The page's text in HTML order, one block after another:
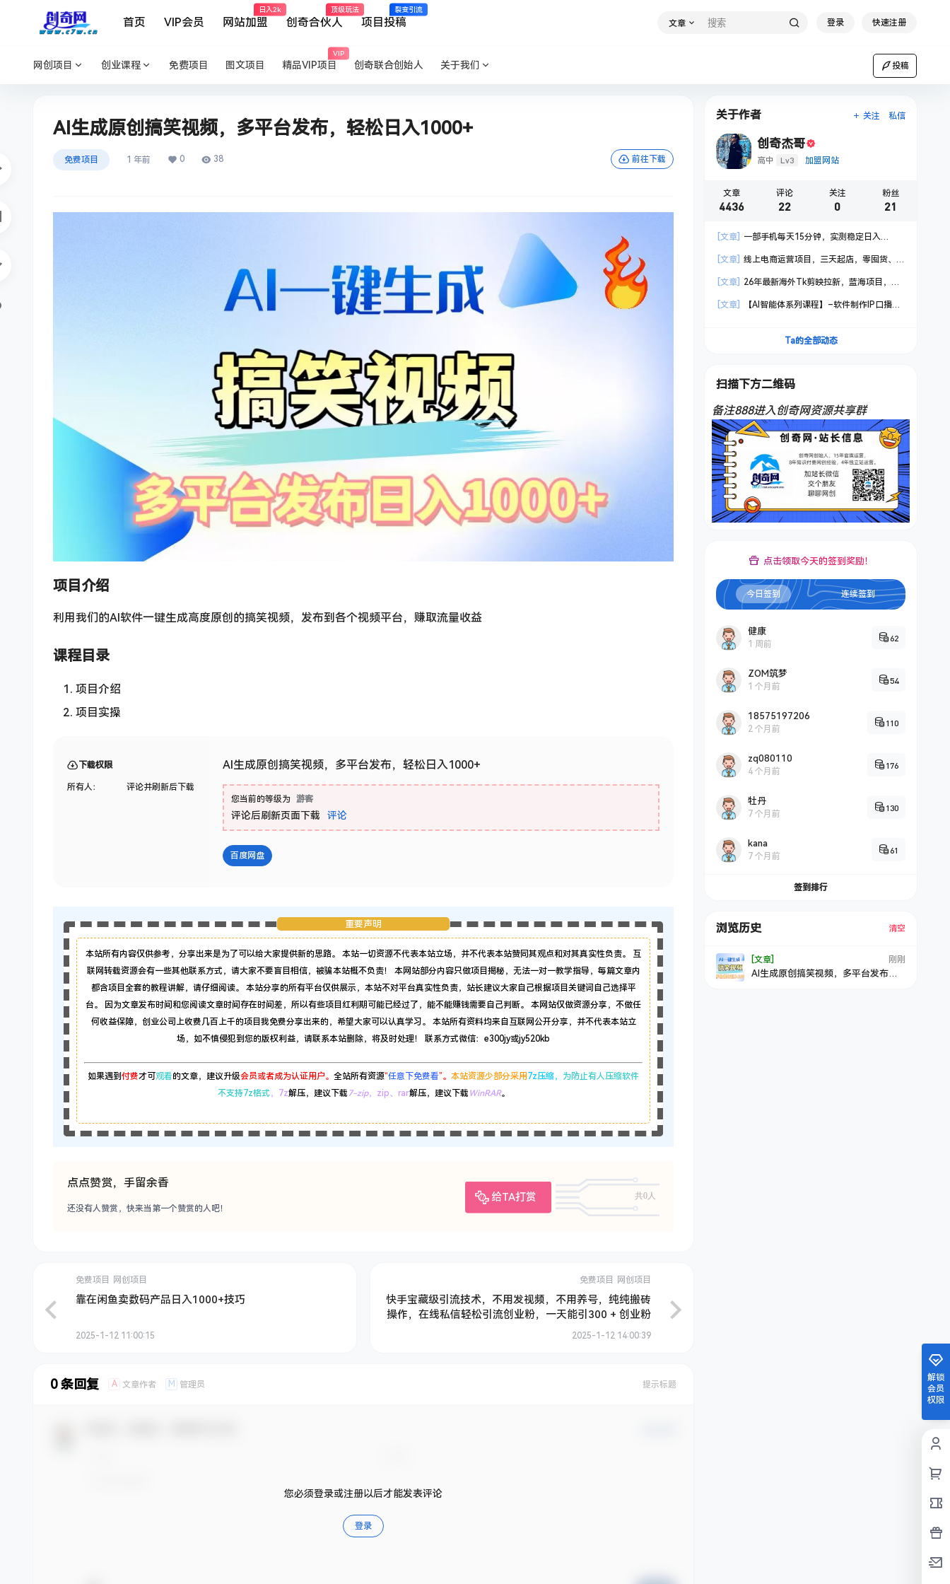
首页 VIP会员 网站加盟
日入2k
创奇合伙人
顶级玩法
项目投稿
裂变引流
文章 登录 快速注册
网创项目 创业课程 免费项目 图文项目 精品VIP项目
VIP
创奇联合创始人 关于我们 投稿
AI生成原创搞笑视频，多平台发布，轻松日入1000+
免费项目 1 年前 0 38 前往下载
项目介绍
利用我们的AI软件一键生成高度原创的搞笑视频，发布到各个视频平台，赚取流量收益
课程目录
项目介绍
项目实操
下载权限
所有人： 评论并刷新后下载
AI生成原创搞笑视频，多平台发布，轻松日入1000+
您当前的等级为 游客
评论后刷新页面下载 评论
百度网盘
重要声明
本站所有内容仅供参考，分享出来是为了可以给大家提供新的思路。 本站一切资源不代表本站立场，并不代表本站赞同其观点和对其真实性负责。 互
联网转载资源会有一些其他联系方式，请大家不要盲目相信，被骗本站概不负责！ 本网站部分内容只做项目揭秘，无法一对一教学指导，每篇文章内
都含项目全套的教程讲解，请仔细阅读。 本站分享的所有平台仅供展示，本站不对平台真实性负责，站长建议大家自己根据项目关键词自己选择平
台。 因为文章发布时间和您阅读文章时间存在时间差，所以有些项目红利期可能已经过了，能不能赚钱需要自己判断。 本网站仅做资源分享，不做任
何收益保障，创业公司上收费几百上千的项目我免费分享出来的，希望大家可以认真学习。 本站所有资料均来自互联网公开分享，并不代表本站立
场，如不慎侵犯到您的版权利益，请联系本站删除，将及时处理！ 联系方式微信：e300jy或jy520kb
如果遇到付费才可观看的文章，建议升级会员或者成为认证用户。 全站所有资源“任意下免费看”。 本站资源少部分采用 7z压缩， 为防止有人压缩软件
不支持7z格式 ，7z解压，建议下载 7-zip，zip、rar解压，建议下载 WinRAR。
点点赞赏，手留余香
给TA打赏
共0人
还没有人赞赏，快来当第一个赞赏的人吧！
免费项目 网创项目
靠在闲鱼卖数码产品日入1000+技巧
2025-1-12 11:00:15
免费项目 网创项目
快手宝藏级引流技术，不用发视频，不用养号，纯纯搬砖
操作，在线私信轻松引流创业粉，一天能引300 + 创业粉
2025-1-12 14:00:39
0 条回复 A 文章作者 M 管理员 提示标题
您必须登录或注册以后才能发表评论
登录
关于作者 关注 私信
创奇杰哥
高中 Lv3 加盟网站
文章
4436
评论
22
关注
0
粉丝
21
[文章]
一部手机每天15分钟，实测稳定日入
[文章]
线上电商运营项目，三天起店，零囤货、
作战规划
[文章]
26年最新海外Tk剪映拉新，蓝海项目，会
[文章]
【AI智能体系列课程】–软件制作IP口播视
频，轻松起号，日入1000+
Ta的全部动态
扫描下方二维码
备注888进入创奇网资源共享群
点击领取今天的签到奖励！
今日签到 连续签到
健康
1 周前
62
ZOM筑梦
1 个月前
54
18575197206
2 个月前
110
zq080110
4 个月前
176
牡丹
7 个月前
130
kana
7 个月前
61
签到排行
浏览历史 清空
[文章] 刚刚
AI生成原创搞笑视频，多平台发布，
解锁
会员
权限